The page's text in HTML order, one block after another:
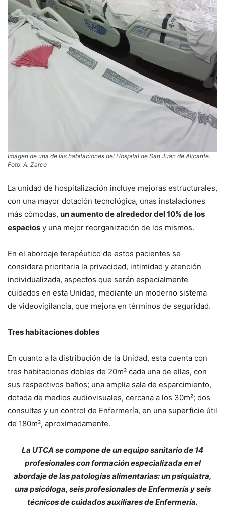
Imagen de una de las habitaciones del Hospital de San Juan de Alicante.
Foto: A. Zarco
La unidad de hospitalización incluye mejoras estructurales,
con una mayor dotación tecnológica, unas instalaciones
más cómodas, un aumento de alrededor del 10% de los
espacios y una mejor reorganización de los mismos.
En el abordaje terapéutico de estos pacientes se
considera prioritaria la privacidad, intimidad y atención
individualizada, aspectos que serán especialmente
cuidados en esta Unidad, mediante un moderno sistema
de videovigilancia, que mejora en términos de seguridad.
Tres habitaciones dobles
En cuanto a la distribución de la Unidad, esta cuenta con
tres habitaciones dobles de 20m² cada una de ellas, con
sus respectivos baños; una amplia sala de esparcimiento,
dotada de medios audiovisuales, cercana a los 30m²; dos
consultas y un control de Enfermería, en una superficie útil
de 180m², aproximadamente.
La UTCA se compone de un equipo sanitario de 14
profesionales con formación especializada en el
abordaje de las patologías alimentarias: un psiquiatra,
una psicóloga, seis profesionales de Enfermería y seis
técnicos de cuidados auxiliares de Enfermería.